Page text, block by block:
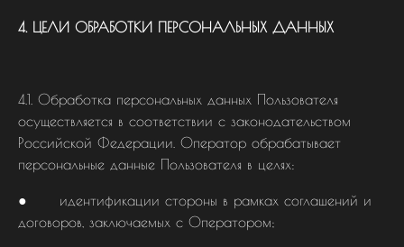
4. ЦЕЛИ ОБРАБОТКИ ПЕРСОНАЛЬНЫХ ДАННЫХ
4.1. Обработка персональных данных Пользователя
осуществляется в соответствии с законодательством
Российской Федерации. Оператор обрабатывает
персональные данные Пользователя в целях:
● идентификации стороны в рамках соглашений и
договоров, заключаемых с Оператором;